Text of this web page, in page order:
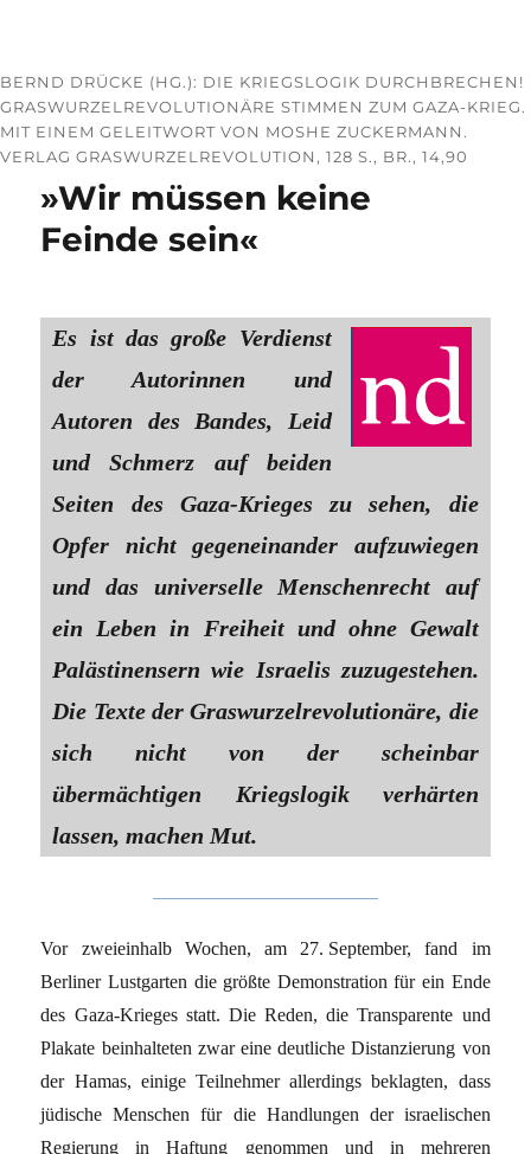
BERND DRÜCKE (HG.): DIE KRIEGSLOGIK DURCHBRECHEN!
GRASWURZELREVOLUTIONÄRE STIMMEN ZUM GAZA-KRIEG.
MIT EINEM GELEITWORT VON MOSHE ZUCKERMANN.
VERLAG GRASWURZELREVOLUTION, 128 S., BR., 14,90
»Wir müssen keine
Feinde sein«
Es ist das große Verdienst
der Autorinnen und
Autoren des Bandes, Leid
und Schmerz auf beiden
Seiten des Gaza-Krieges zu sehen, die
Opfer nicht gegeneinander aufzuwiegen
und das universelle Menschenrecht auf
ein Leben in Freiheit und ohne Gewalt
Palästinensern wie Israelis zuzugestehen.
Die Texte der Graswurzelrevolutionäre, die
sich nicht von der scheinbar
übermächtigen Kriegslogik verhärten
lassen, machen Mut.
Vor zweieinhalb Wochen, am 27. September, fand im
Berliner Lustgarten die größte Demonstration für ein Ende
des Gaza-Krieges statt. Die Reden, die Transparente und
Plakate beinhalteten zwar eine deutliche Distanzierung von
der Hamas, einige Teilnehmer allerdings beklagten, dass
jüdische Menschen für die Handlungen der israelischen
Regierung in Haftung genommen und in mehreren